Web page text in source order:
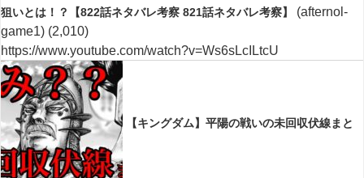
狙いとは！？【822話ネタバレ考察 821話ネタバレ考察】
(afternol-
game1) (2,010)
https://www.youtube.com/watch?v=Ws6sLcILtcU
【キングダム】平陽の戦いの未回収伏線まと